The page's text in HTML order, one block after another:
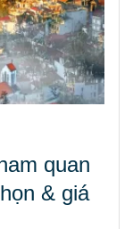
quan
& giá